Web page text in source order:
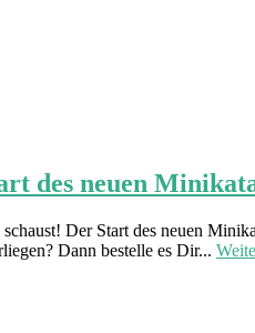
des neuen
Der Start des neuen
Dann bestelle es Dir...